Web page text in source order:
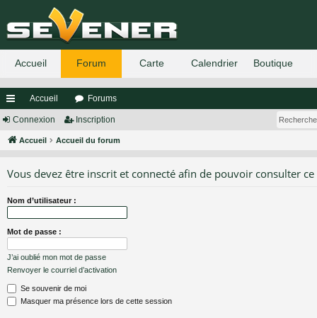
ac
co
s
Accueil Forums
Connexion Inscription
Accueil Accueil du forum
Vous devez être inscrit et connecté afin de pouvoir consulter
Nom d’utilisateur :
Mot de passe :
J’ai oublié mon mot de passe
Renvoyer le courriel d’activation
Se souvenir de moi
Masquer ma présence lors de cette session